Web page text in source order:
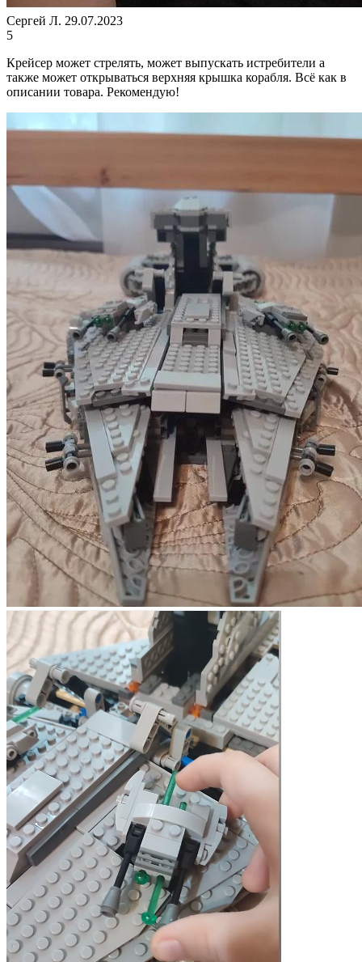
Сергей Л. 29.07.2023
5
Крейсер может стрелять, может выпускать истребители а
также может открываться верхняя крышка корабля. Всё как в
описании товара. Рекомендую!